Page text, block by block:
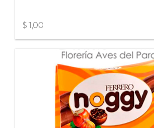
$ 1,00